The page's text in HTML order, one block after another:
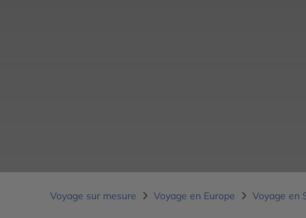
Voyage sur mesure Voyage en Europe Voyage en